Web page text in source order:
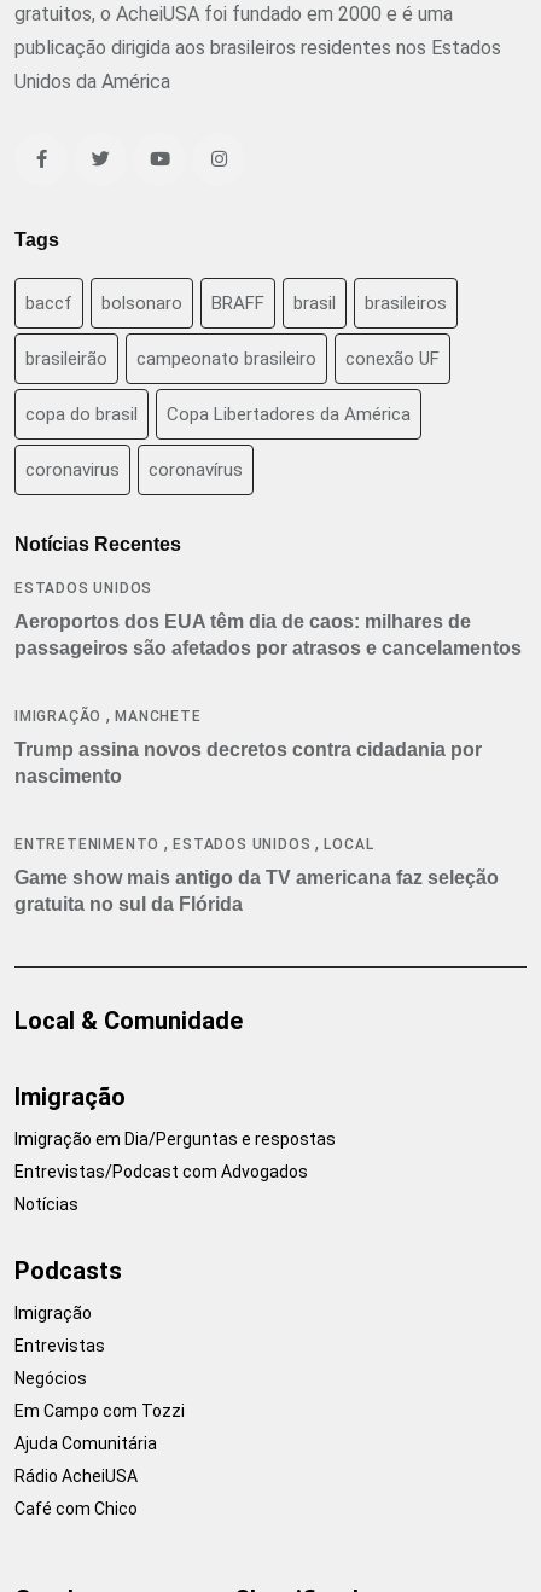
gratuitos, o AcheiUSA foi fundado em 2000 e é uma
publicação dirigida aos brasileiros residentes nos Estados
Unidos da América
Tags
baccf bolsonaro BRAFF brasil brasileiros
brasileirão campeonato brasileiro conexão UF
copa do brasil Copa Libertadores da América
coronavirus coronavírus
Notícias Recentes
ESTADOS UNIDOS
Aeroportos dos EUA têm dia de caos: milhares de
passageiros são afetados por atrasos e cancelamentos
IMIGRAÇÃO ,MANCHETE
Trump assina novos decretos contra cidadania por
nascimento
ENTRETENIMENTO ,ESTADOS UNIDOS ,LOCAL
Game show mais antigo da TV americana faz seleção
gratuita no sul da Flórida
Local & Comunidade
Imigração
Imigração em Dia/Perguntas e respostas
Entrevistas/Podcast com Advogados
Notícias
Podcasts
Imigração
Entrevistas
Negócios
Em Campo com Tozzi
Ajuda Comunitária
Rádio AcheiUSA
Café com Chico